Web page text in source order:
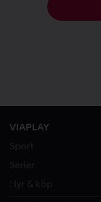
VIAPLAY
Sport
Serier
Hyr & köp